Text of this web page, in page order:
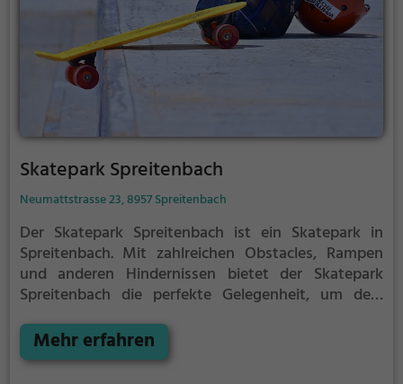
Skatepark Spreitenbach
Neumattstrasse 23, 8957 Spreitenbach
Der Skatepark Spreitenbach ist ein Skatepark in
Spreitenbach. Mit zahlreichen Obstacles, Rampen
und anderen Hindernissen bietet der Skatepark
Spreitenbach die perfekte Gelegenheit, um dein
Skater oder Anfänger, der Skatepark Spreitenbach
hat für jeden etwas zu bieten - ganz egal, ob du nur
Mehr erfahren